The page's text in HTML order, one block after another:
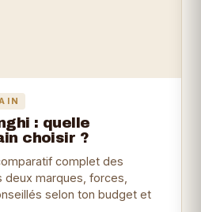
: quelle
choisir ?
complet des
marques, forces,
selon ton budget et